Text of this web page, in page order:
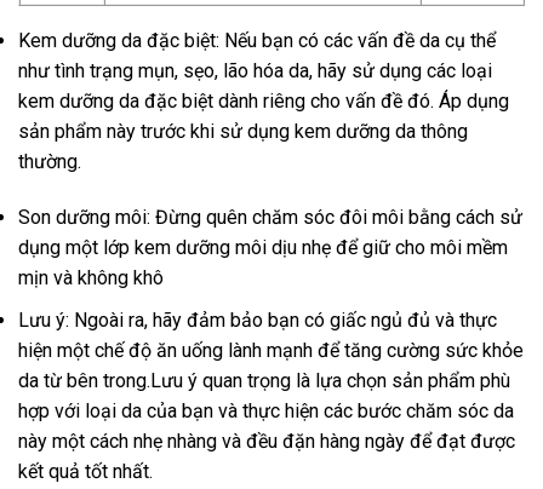
Kem dưỡng da đặc biệt: Nếu bạn có các vấn đề da cụ thể
như tình trạng mụn, sẹo, lão hóa da, hãy sử dụng các loại
kem dưỡng da đặc biệt dành riêng cho vấn đề đó. Áp dụng
sản phẩm này trước khi sử dụng kem dưỡng da thông
thường.
Son dưỡng môi: Đừng quên chăm sóc đôi môi bằng cách sử
dụng một lớp kem dưỡng môi dịu nhẹ để giữ cho môi mềm
mịn và không khô
Lưu ý: Ngoài ra, hãy đảm bảo bạn có giấc ngủ đủ và thực
hiện một chế độ ăn uống lành mạnh để tăng cường sức khỏe
da từ bên trong.Lưu ý quan trọng là lựa chọn sản phẩm phù
hợp với loại da của bạn và thực hiện các bước chăm sóc da
này một cách nhẹ nhàng và đều đặn hàng ngày để đạt được
kết quả tốt nhất.